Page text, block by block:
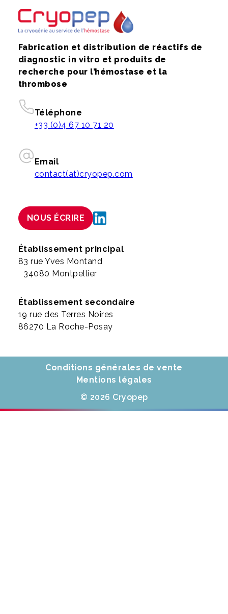
Fabrication et distribution de réactifs de
diagnostic in vitro et produits de
recherche pour l’hémostase et la
thrombose
Téléphone
+33 (0)4 67 10 71 20
Email
contact(at)cryopep.com
NOUS ÉCRIRE
Établissement principal
83 rue Yves Montand
34080 Montpellier
Établissement secondaire
19 rue des Terres Noires
86270 La Roche-Posay
Conditions générales de vente
Mentions légales
© 2026 Cryopep